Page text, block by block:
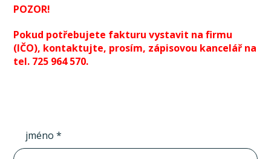
POZOR!
Pokud potřebujete fakturu vystavit na firmu
(IČO), kontaktujte, prosím, zápisovou kancelář na
tel. 725 964 570.
jméno *